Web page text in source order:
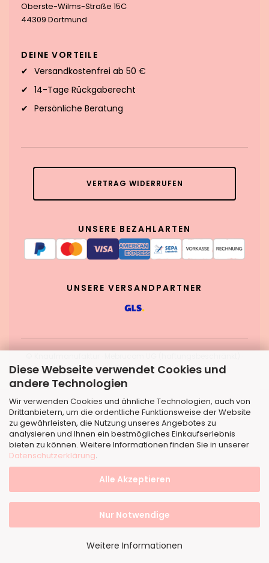
Diese Webseite verwendet Cookies und
andere Technologien
Wir verwenden Cookies und ähnliche Technologien, auch von
Drittanbietern, um die ordentliche Funktionsweise der Website
zu gewährleisten, die Nutzung unseres Angebotes zu
analysieren und Ihnen ein bestmögliches Einkaufserlebnis
bieten zu können. Weitere Informationen finden Sie in unserer
Datenschutzerklärung.
Alle Akzeptieren
Nur Notwendige
Weitere Informationen
Oberste-Wilms-Straße 15C
44309 Dortmund
DEINE VORTEILE
Versandkostenfrei ab 50 €
14-Tage Rückgaberecht
Persönliche Beratung
VERTRAG WIDERRUFEN
UNSERE BEZAHLARTEN
UNSERE VERSANDPARTNER
Dortmund